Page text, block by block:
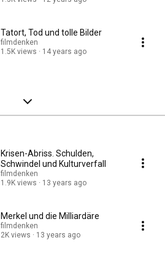
Tatort, Tod und tolle Bilder
filmdenken
1.5K views
14 years ago
Krisen-Abriss. Schulden,
Schwindel und Kulturverfall
filmdenken
1.9K views
13 years ago
Merkel und die Milliardäre
filmdenken
2K views
13 years ago